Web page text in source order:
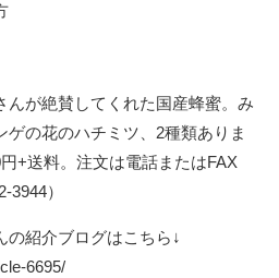
んが絶賛してくれた国産蜂蜜。み
の花のハチミツ、2種類ありま
+送料。注文は電話またはFAX
3944）
の紹介ブログはこちら↓
6695/